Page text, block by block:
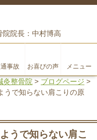
院院長：中村博高
事故 お喜びの声 メニュー
灸整骨院 > ブログページ >
うで知らない肩こりの原
うで知らない肩こ